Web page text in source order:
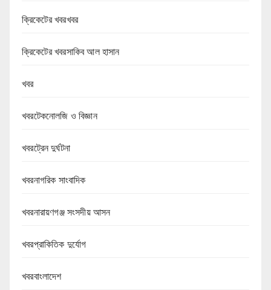
ক্রিকেটের খবরখবর
ক্রিকেটের খবরসাকিব আল হাসান
খবর
খবরটেকনোলজি ও বিজ্ঞান
খবরট্রেন দুর্ঘটনা
খবরনাগরিক সাংবাদিক
খবরনারায়ণগঞ্জ সংসদীয় আসন
খবরপ্রাকিতিক দুর্যোগ
খবরবাংলাদেশ